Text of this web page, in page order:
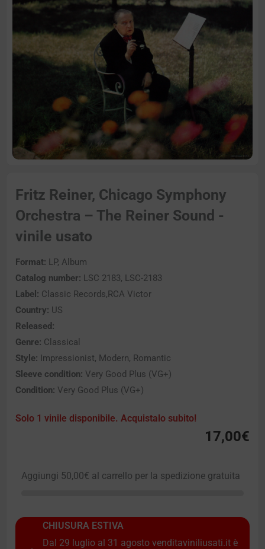
Fritz Reiner, Chicago Symphony
Orchestra – The Reiner Sound -
vinile usato
Format: LP, Album
Catalog number: LSC 2183, LSC-2183
Label: Classic Records,RCA Victor
Country: US
Released:
Genre: Classical
Style: Impressionist, Modern, Romantic
Sleeve condition: Very Good Plus (VG+)
Condition: Very Good Plus (VG+)
Solo 1 vinile disponibile. Acquistalo subito!
17,00€
Aggiungi 50,00€ al carrello per la spedizione gratuita
CHIUSURA ESTIVA
Dal 29 luglio al 31 agosto venditaviniliusati.it è